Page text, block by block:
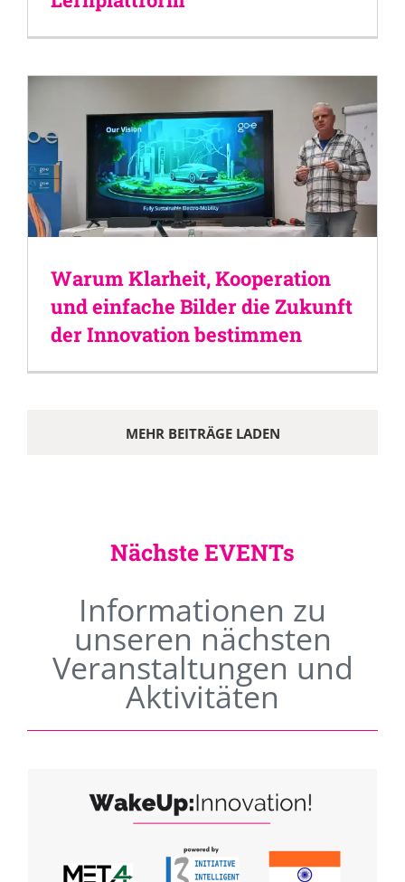
Warum Klarheit, Kooperation
und einfache Bilder die Zukunft
der Innovation bestimmen
MEHR BEITRÄGE LADEN
Nächste EVENTs
Informationen zu
unseren nächsten
Veranstaltungen und
Aktivitäten